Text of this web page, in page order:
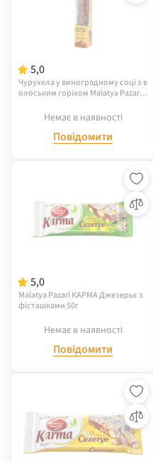
5,0
Чурухела у виноградному соці з в
олоським горіхом Malatya Pazari 8
Немає в наявності
Повідомити
5,0
Malatya Pazari КАРМА Джезерьє з
фісташками 50г
Немає в наявності
Повідомити